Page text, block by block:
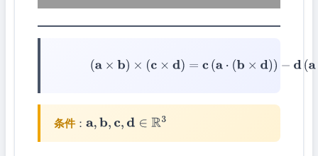
(11)( a× b)× (c×d )=c ( a⋅(b ×d ))−d (a⋅ (b ×c)
条件：a,b,c, d∈R 3